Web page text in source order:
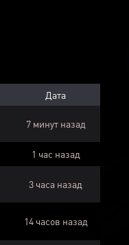
Дата
7 минут назад
1 час назад
3 часа назад
14 часов назад